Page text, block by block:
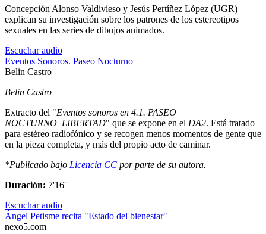
Concepción Alonso Valdivieso y Jesús Pertíñez López (UGR)
explican su investigación sobre los patrones de los estereotipos
sexuales en las series de dibujos animados.
Escuchar audio
Eventos Sonoros. Paseo Nocturno
Belin Castro
Belin Castro
Extracto del "Eventos sonoros en 4.1. PASEO
NOCTURNO_LIBERTAD" que se expone en el DA2. Está tratado
para estéreo radiofónico y se recogen menos momentos de gente que
en la pieza completa, y más del propio acto de caminar.
*Publicado bajo Licencia CC por parte de su autora.
Duración: 7'16''
Escuchar audio
Ángel Petisme recita "Estado del bienestar"
nexo5.com